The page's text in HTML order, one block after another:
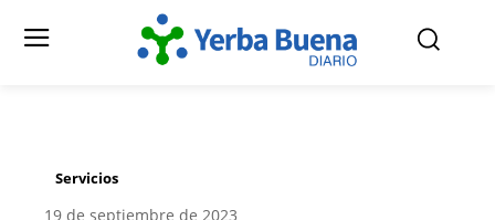
Servicios
19 de septiembre de 2023